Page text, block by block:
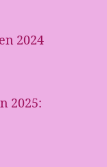
2024
2025: